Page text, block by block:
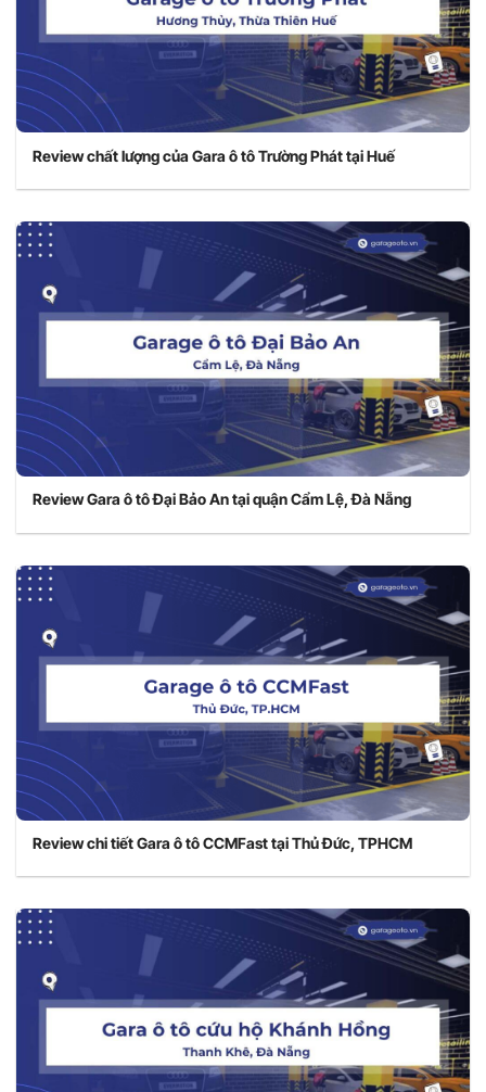
Review chất lượng của Gara ô tô Trường Phát tại Huế
Review Gara ô tô Đại Bảo An tại quận Cẩm Lệ, Đà Nẵng
Review chi tiết Gara ô tô CCMFast tại Thủ Đức, TPHCM